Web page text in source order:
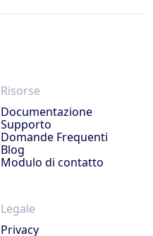
Risorse
Documentazione
Supporto
Domande Frequenti
Blog
Modulo di contatto
Legale
Privacy